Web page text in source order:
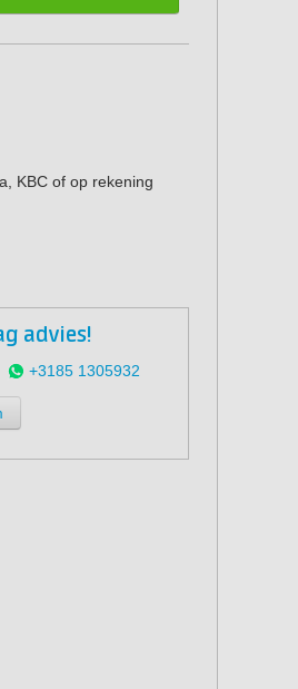
KBC of op rekening
advies!
+3185 1305932